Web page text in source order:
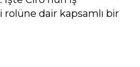
dair kapsamlı bir